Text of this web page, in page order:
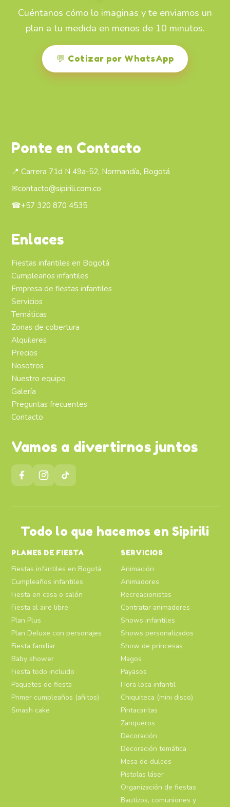
Cuéntanos cómo lo imaginas y te enviamos un
plan a tu medida en menos de 10 minutos.
💬 Cotizar por WhatsApp
Ponte en Contacto
📍 Carrera 71d N 49a-52, Normandía, Bogotá
✉contacto@sipirili.com.co
☎+57 320 870 4535
Enlaces
Fiestas infantiles en Bogotá
Cumpleaños infantiles
Empresa de fiestas infantiles
Servicios
Temáticas
Zonas de cobertura
Alquileres
Precios
Nosotros
Nuestro equipo
Galería
Preguntas frecuentes
Contacto
Vamos a divertirnos juntos
Todo lo que hacemos en Sipirili
PLANES DE FIESTA
Fiestas infantiles en Bogotá
Cumpleaños infantiles
Fiesta en casa o salón
Fiesta al aire libre
Plan Plus
Plan Deluxe con personajes
Fiesta familiar
Baby shower
Fiesta todo incluido
Paquetes de fiesta
Primer cumpleaños (añitos)
Smash cake
SERVICIOS
Animación
Animadores
Recreacionistas
Contratar animadores
Shows infantiles
Shows personalizados
Show de princesas
Magos
Payasos
Hora loca infantil
Chiquiteca (mini disco)
Pintacaritas
Zanqueros
Decoración
Decoración temática
Mesa de dulces
Pistolas láser
Organización de fiestas
Bautizos, comuniones y